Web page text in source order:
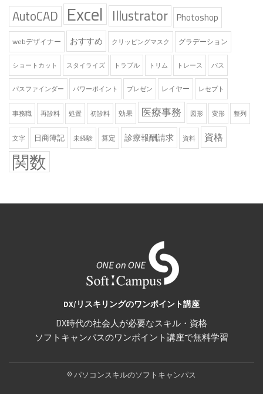
AutoCAD Excel Illustrator Photoshop
webデザイナー おすすめ クリッピングマスク グラデーション
ショートカット スタイライズ トラブル トリム トレース パス
パスファインダー パワーポイント プレゼン レイヤー レセプト
事務職 再診料 処置 初診料 効果 医療事務 図形 変形 整列
文字 日商簿記 未経験 算定 診療報酬請求 資料 資格
関数
DX/リスキリングのワンポイント講座
DX時代の社会人が必要なスキル・資格
ソフトキャンパスのワンポイント講座で無料学習
Secondary
© パソコンスキルのソフトキャンパス